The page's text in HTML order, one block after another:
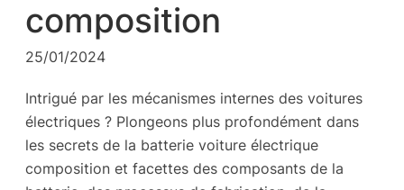
composition
25/01/2024
Intrigué par les mécanismes internes des voitures
électriques ? Plongeons plus profondément dans
les secrets de la batterie voiture électrique
composition et facettes des composants de la